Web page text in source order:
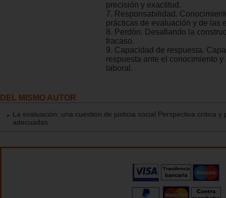
precisión y exactitud.
7. Responsabilidad.
prácticas de evaluación y de las
8. Perdón. Desafiando la
fracaso.
9. Capacidad de respuesta.
respuesta ante el conocimiento
laboral.
DEL MISMO AUTOR
La evaluación: una cuestión de justicia social Perspectiva crítica y
adecuadas